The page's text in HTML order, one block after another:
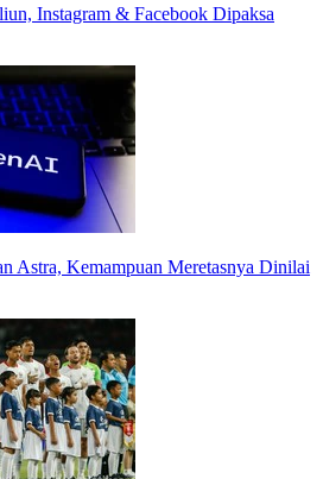
Instagram & Facebook Dipaksa
Astra, Kemampuan Meretasnya Dinilai